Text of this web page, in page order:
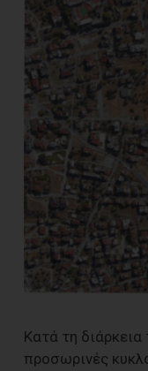
Κατά τη
προσωρινές